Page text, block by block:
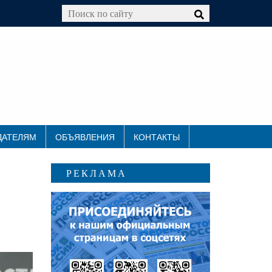
ОБЪЯВЛЕНИЯ КОНТАКТЫ
РЕКЛАМА